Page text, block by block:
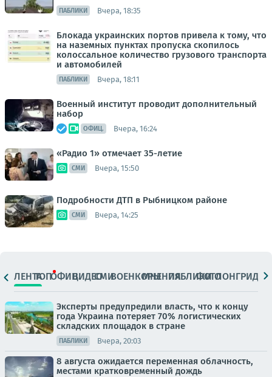
ПАБЛИКИ Вчера, 18:35
Блокада украинских портов привела к тому, что
на наземных пунктах пропуска скопилось
колоссальное количество грузового транспорта
и автомобилей
ПАБЛИКИ Вчера, 18:11
Военный институт проводит дополнительный
набор
ОФИЦ. Вчера, 16:24
«Радио 1» отмечает 35-летие
СМИ Вчера, 15:50
Подробности ДТП в Рыбницком районе
СМИ Вчера, 14:25
ЛЕНТАТОПОФИЦ.ВИДЕОСМИВОЕНКОРЫМНЕНИЯПАБЛИКИ
ФОТОЛОНГРИДЫ
Эксперты предупредили власть, что к концу
года Украина потеряет 70% логистических
складских площадок в стране
ПАБЛИКИ Вчера, 20:03
8 августа ожидается переменная облачность,
местами кратковременный дождь